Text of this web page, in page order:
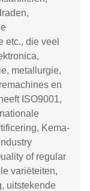
etc., die veel
metallurgie,
en
ISO9001,
Kema-
of regular
variëteiten,
uitstekende